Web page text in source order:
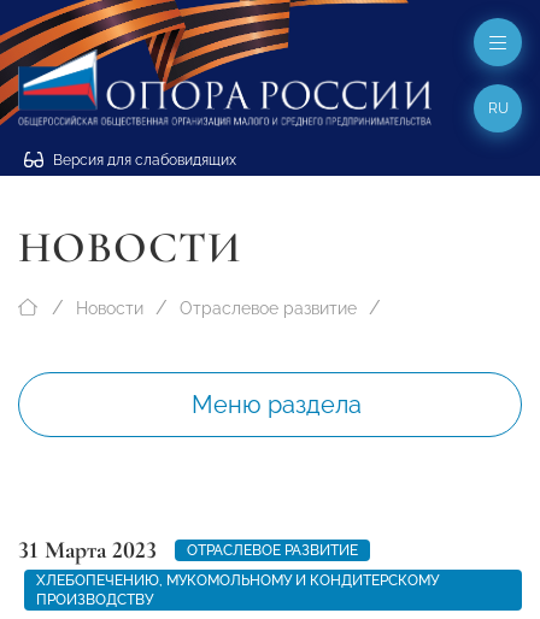
Версия для слабовидящих
RU
НОВОСТИ
Новости Отраслевое развитие
Меню раздела
31 Марта 2023
ОТРАСЛЕВОЕ РАЗВИТИЕ
ХЛЕБОПЕЧЕНИЮ, МУКОМОЛЬНОМУ И КОНДИТЕРСКОМУ
ПРОИЗВОДСТВУ